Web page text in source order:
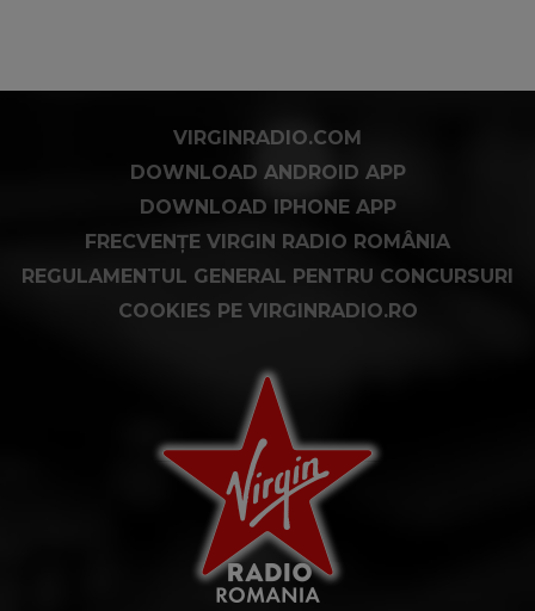
VIRGINRADIO.COM
DOWNLOAD ANDROID APP
DOWNLOAD IPHONE APP
FRECVENȚE VIRGIN RADIO ROMÂNIA
REGULAMENTUL GENERAL PENTRU CONCURSURI
COOKIES PE VIRGINRADIO.RO